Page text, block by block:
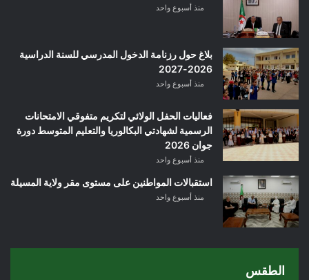
منذ أسبوع واحد
بلاغ حول رزنامة الدخول المدرسي للسنة الدراسية
2026-2027
منذ أسبوع واحد
فعاليات الحفل الولائي لتكريم متفوقي الامتحانات
الرسمية لشهادتي البكالوريا والتعليم المتوسط دورة
جوان 2026
منذ أسبوع واحد
استقبالات المواطنين على مستوى مقر ولاية المسيلة
منذ أسبوع واحد
الطقس